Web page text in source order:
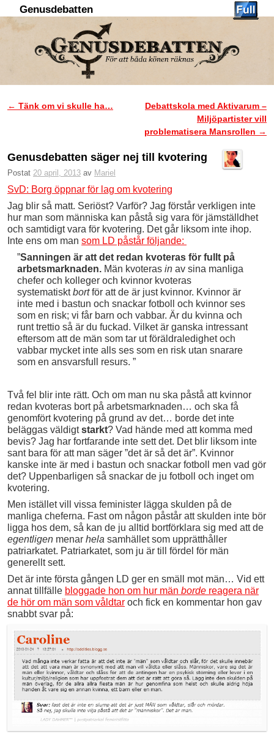
Genusdebatten
Inläggsnavigering
← Tänk om vi skulle ha…
Debattskola med Aktivarum –
Miljöpartister vill
problematisera Mansrollen →
Genusdebatten säger nej till kvotering
Postat 20 april, 2013 av Mariel
SvD: Borg öppnar för lag om kvotering
Jag blir så matt. Seriöst? Varför? Jag förstår verkligen inte
hur man som människa kan påstå sig vara för jämställdhet
och samtidigt vara för kvotering. Det går liksom inte ihop.
Inte ens om man som LD påstår följande:
”Sanningen är att det redan kvoteras för fullt på
arbetsmarknaden.Män kvoteras inav sina manliga
chefer och kolleger och kvinnor kvoteras
systematisktbortför att de är just kvinnor. Kvinnor är
inte med i bastun och snackar fotboll och kvinnor ses
som en risk; vi får barn och vabbar. Är du kvinna och
runt trettio så är du fuckad. Vilket är ganska intressant
eftersom att de män som tar ut föräldraledighet och
vabbar mycket inte alls ses som en risk utan snarare
som en ansvarsfull resurs. ”
Två fel blir inte rätt. Och om man nu ska påstå att kvinnor
redan kvoteras bort på arbetsmarknaden… och ska få
genomfört kvotering på grund av det… borde det inte
beläggas väldigtstarkt? Vad hände med att komma med
bevis? Jag har fortfarande inte sett det. Det blir liksom inte
sant bara för att man säger ”det är så det är”. Kvinnor
kanske inte är med i bastun och snackar fotboll men vad gör
det? Uppenbarligen så snackar de ju fotboll och inget om
kvotering.
Men istället vill vissa feminister lägga skulden på de
manliga cheferna. Fast om någon påstår att skulden inte bör
ligga hos dem, så kan de ju alltid bortförklara sig med att de
egentligen menar hela samhället som upprätthåller
patriarkatet. Patriarkatet, som ju är till fördel för män
generellt sett.
Det är inte första gången LD ger en smäll mot män… Vid ett
annat tillfälle bloggade hon om hur män borde reagera när
de hör om män som våldtar och fick en kommentar hon gav
snabbt svar på: